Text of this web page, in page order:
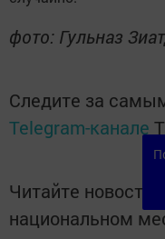
фото: Гульназ
Следите за
Telegram-канале
Читайте новости
национальном